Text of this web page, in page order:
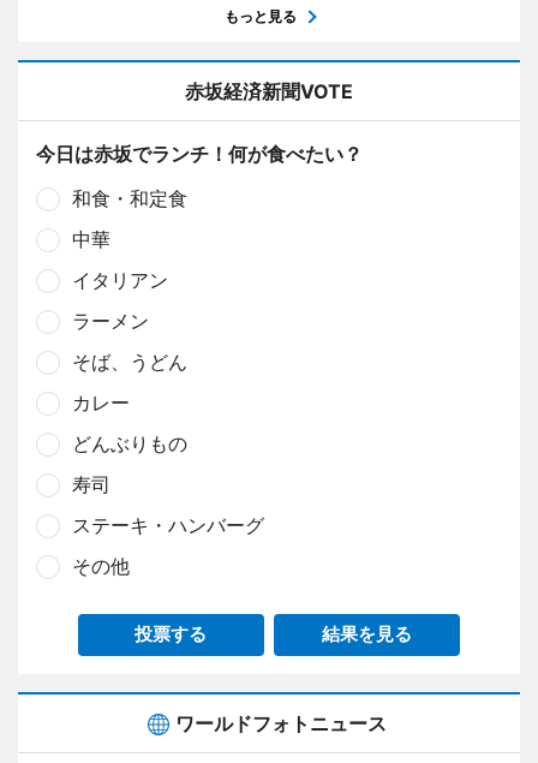
もっと見る
赤坂経済新聞VOTE
今日は赤坂でランチ！何が食べたい？
和食・和定食
中華
イタリアン
ラーメン
そば、うどん
カレー
どんぶりもの
寿司
ステーキ・ハンバーグ
その他
投票する 結果を見る
ワールドフォトニュース